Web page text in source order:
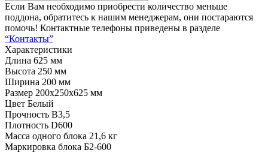
Если Вам необходимо приобрести количество меньше
поддона, обратитесь к нашим менеджерам, они постараются
помочь! Контактные телефоны приведены в разделе
“Контакты”
Характеристики
Длина 625 мм
Высота 250 мм
Ширина 200 мм
Размер 200x250x625 мм
Цвет Белый
Прочность B3,5
Плотность D600
Масса одного блока 21,6 кг
Маркировка блока Б2-600